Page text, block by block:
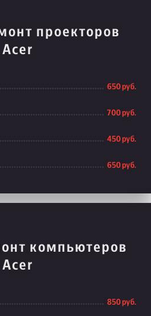
проекторов
Acer
650 руб.
700 руб.
450 руб.
650 руб.
компьютеров
Acer
850 руб.